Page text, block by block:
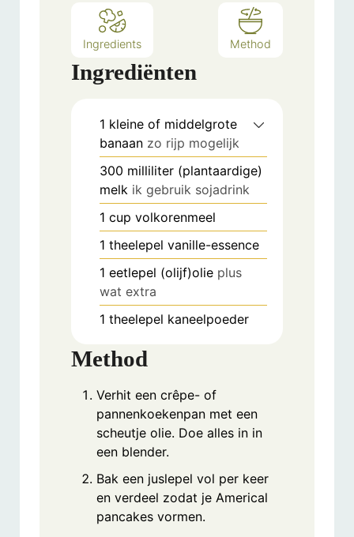
Ingredients Method
Ingrediënten
1 kleine of middelgrote
banaan zo rijp mogelijk
300 milliliter (plantaardige)
melk ik gebruik sojadrink
1 cup volkorenmeel
1 theelepel vanille-essence
1 eetlepel (olijf)olie plus
wat extra
1 theelepel kaneelpoeder
Method
Verhit een crêpe- of
pannenkoekenpan met een
scheutje olie. Doe alles in in
een blender.
Bak een juslepel vol per keer
en verdeel zodat je Americal
pancakes vormen.